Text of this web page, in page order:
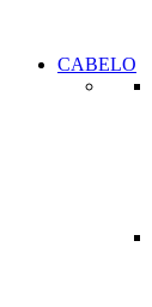
CABELO